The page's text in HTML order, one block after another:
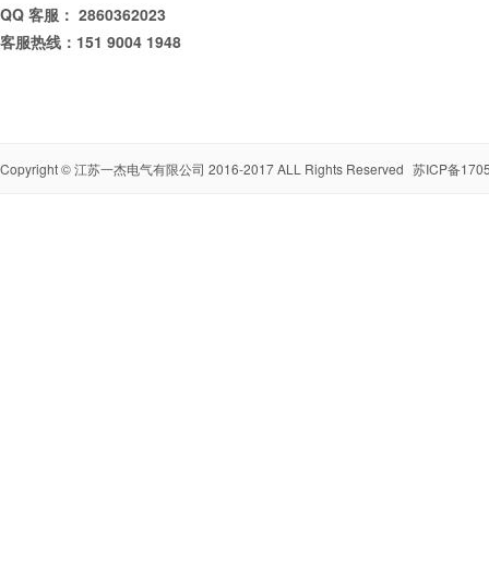
QQ 客服： 2860362023
客服热线：151 9004 1948
Copyright ©江苏一杰电气有限公司 2016-2017 ALL Rights Reserved 苏ICP备